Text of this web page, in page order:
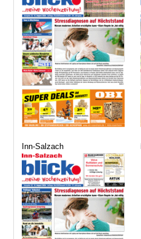
Inn-Salzach